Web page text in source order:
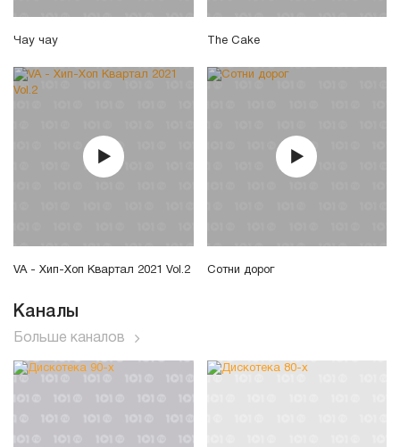
Чау чау The Cake
VA - Хип-Хоп Квартал 2021 Vol.2 Сотни дорог
Каналы
Больше каналов